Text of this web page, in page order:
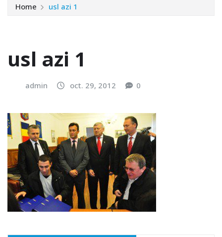
Home usl azi 1
usl azi 1
admin oct. 29, 2012 0